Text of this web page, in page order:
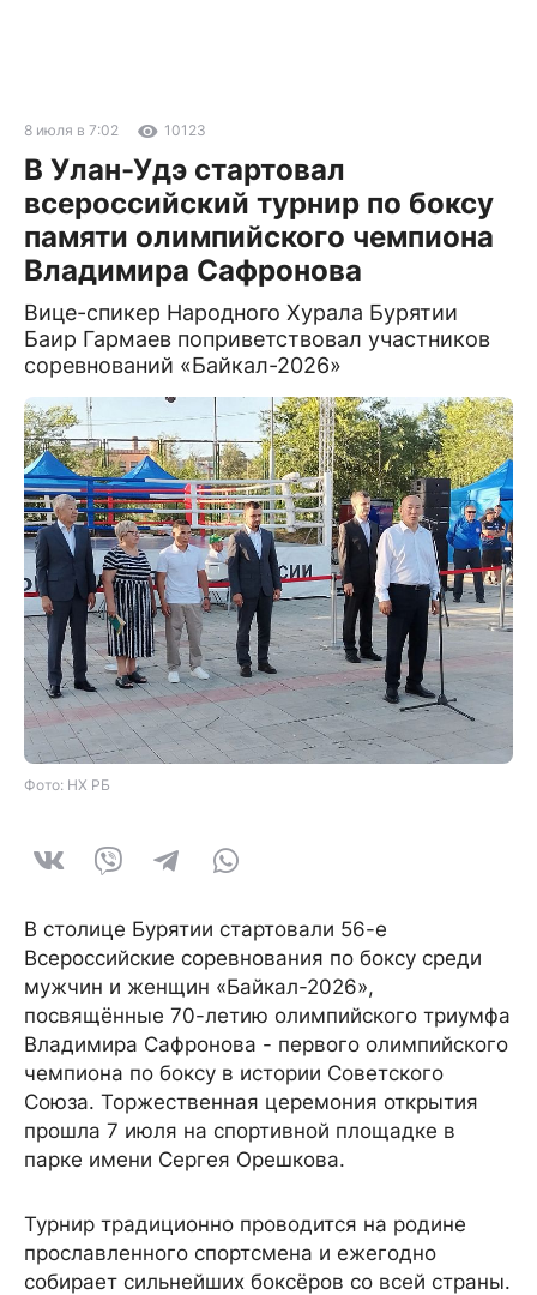
8 июля в 7:02 10123
В Улан-Удэ стартовал
всероссийский турнир по боксу
памяти олимпийского чемпиона
Владимира Сафронова
Вице-спикер Народного Хурала Бурятии
Баир Гармаев поприветствовал участников
соревнований «Байкал-2026»
Фото: НХ РБ
В столице Бурятии стартовали 56-е
Всероссийские соревнования по боксу среди
мужчин и женщин «Байкал-2026»,
посвящённые 70-летию олимпийского триумфа
Владимира Сафронова - первого олимпийского
чемпиона по боксу в истории Советского
Союза. Торжественная церемония открытия
прошла 7 июля на спортивной площадке в
парке имени Сергея Орешкова.
Турнир традиционно проводится на родине
прославленного спортсмена и ежегодно
собирает сильнейших боксёров со всей страны.